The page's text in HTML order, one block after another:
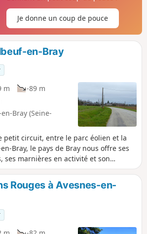
Je donne un coup de pouce
en-Bray
m
-89 m
Bray (Seine-
petit circuit, entre le parc éolien et la
Bray, le pays de Bray nous offre ses
ses marnières en activité et son
Rouges à Avesnes-en-